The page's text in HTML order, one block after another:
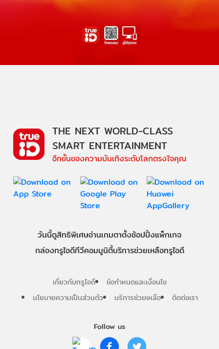
Follow us
THE NEXT WORLD-CLASS
SMART ENTERTAINMENT
อีกขั้นของความบันเทิงระดับโลกตรงใจคุณ
วันนี้ดูสิทธิพิเศษอ่านเกมตาตั้งช้อปปิ้งแพ็กเกจ
กล่องทรูไอดีทีวีคอมมูนิตี้บริการช่วยเหลือทรูไอดี
เกี่ยวกับทรูไอดี
ข้อกำหนดและเงื่อนไข
นโยบายความเป็นส่วนตัว
บริการช่วยเหลือ ติดต่อเรา